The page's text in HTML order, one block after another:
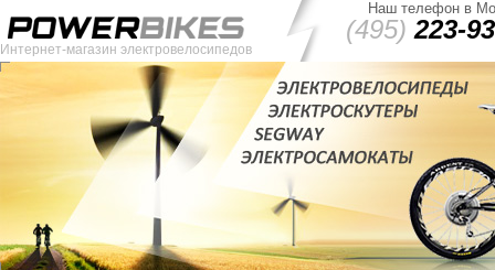
Интернет-магазин электровелосипедов
Наш телефон в
(495) 223-